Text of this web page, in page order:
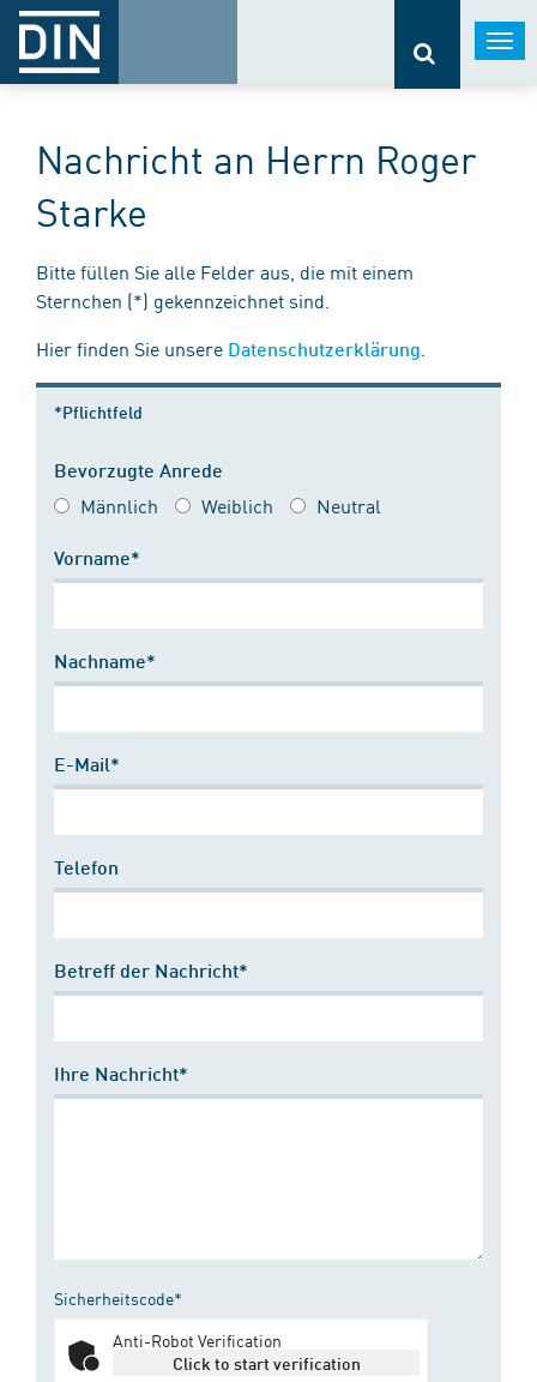
Nachricht an Herrn Roger
Starke
Bitte füllen Sie alle Felder aus, die mit einem
Sternchen (*) gekennzeichnet sind.
Hier finden Sie unsere Datenschutzerklärung
*Pflichtfeld
Bevorzugte Anrede
Männlich Weiblich Neutral
Vorname*
Nachname*
E-Mail*
Telefon
Betreff der Nachricht*
Ihre Nachricht*
Sicherheitscode*
Anti-Robot Verification
Click to start verification